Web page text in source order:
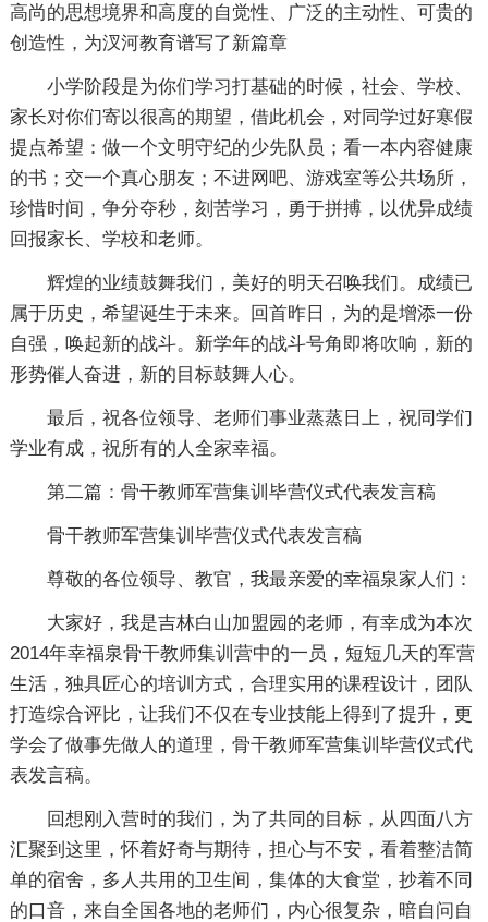
高尚的思想境界和高度的自觉性、广泛的主动性、可贵的
创造性，为汊河教育谱写了新篇章
小学阶段是为你们学习打基础的时候，社会、学校、
家长对你们寄以很高的期望，借此机会，对同学过好寒假
提点希望：做一个文明守纪的少先队员；看一本内容健康
的书；交一个真心朋友；不进网吧、游戏室等公共场所，
珍惜时间，争分夺秒，刻苦学习，勇于拼搏，以优异成绩
回报家长、学校和老师。
辉煌的业绩鼓舞我们，美好的明天召唤我们。成绩已
属于历史，希望诞生于未来。回首昨日，为的是增添一份
自强，唤起新的战斗。新学年的战斗号角即将吹响，新的
形势催人奋进，新的目标鼓舞人心。
最后，祝各位领导、老师们事业蒸蒸日上，祝同学们
学业有成，祝所有的人全家幸福。
第二篇：骨干教师军营集训毕营仪式代表发言稿
骨干教师军营集训毕营仪式代表发言稿
尊敬的各位领导、教官，我最亲爱的幸福泉家人们：
大家好，我是吉林白山加盟园的老师，有幸成为本次
2014年幸福泉骨干教师集训营中的一员，短短几天的军营
生活，独具匠心的培训方式，合理实用的课程设计，团队
打造综合评比，让我们不仅在专业技能上得到了提升，更
学会了做事先做人的道理，骨干教师军营集训毕营仪式代
表发言稿。
回想刚入营时的我们，为了共同的目标，从四面八方
汇聚到这里，怀着好奇与期待，担心与不安，看着整洁简
单的宿舍，多人共用的卫生间，集体的大食堂，抄着不同
的口音，来自全国各地的老师们，内心很复杂，暗自问自